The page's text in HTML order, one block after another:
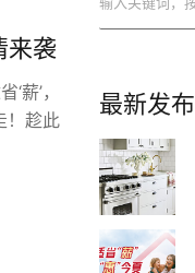
来袭
薪’，
！趁此
最新发布